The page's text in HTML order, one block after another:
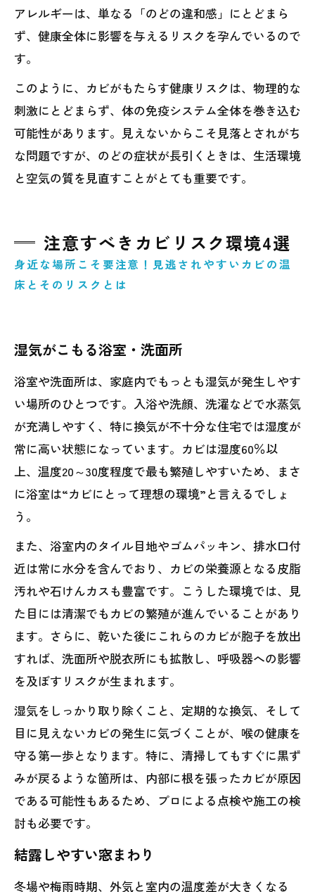
アレルギーは、単なる「のどの違和感」にとどまら
ず、健康全体に影響を与えるリスクを孕んでいるので
す。
このように、カビがもたらす健康リスクは、物理的な
刺激にとどまらず、体の免疫システム全体を巻き込む
可能性があります。見えないからこそ見落とされがち
な問題ですが、のどの症状が長引くときは、生活環境
と空気の質を見直すことがとても重要です。
注意すべきカビリスク環境4選
身近な場所こそ要注意！見逃されやすいカビの温
床とそのリスクとは
湿気がこもる浴室・洗面所
浴室や洗面所は、家庭内でもっとも湿気が発生しやす
い場所のひとつです。入浴や洗顔、洗濯などで水蒸気
が充満しやすく、特に換気が不十分な住宅では湿度が
常に高い状態になっています。カビは湿度60％以
上、温度20～30度程度で最も繁殖しやすいため、まさ
に浴室は“カビにとって理想の環境”と言えるでしょ
う。
また、浴室内のタイル目地やゴムパッキン、排水口付
近は常に水分を含んでおり、カビの栄養源となる皮脂
汚れや石けんカスも豊富です。こうした環境では、見
た目には清潔でもカビの繁殖が進んでいることがあり
ます。さらに、乾いた後にこれらのカビが胞子を放出
すれば、洗面所や脱衣所にも拡散し、呼吸器への影響
を及ぼすリスクが生まれます。
湿気をしっかり取り除くこと、定期的な換気、そして
目に見えないカビの発生に気づくことが、喉の健康を
守る第一歩となります。特に、清掃してもすぐに黒ず
みが戻るような箇所は、内部に根を張ったカビが原因
である可能性もあるため、プロによる点検や施工の検
討も必要です。
結露しやすい窓まわり
冬場や梅雨時期、外気と室内の温度差が大きくなる